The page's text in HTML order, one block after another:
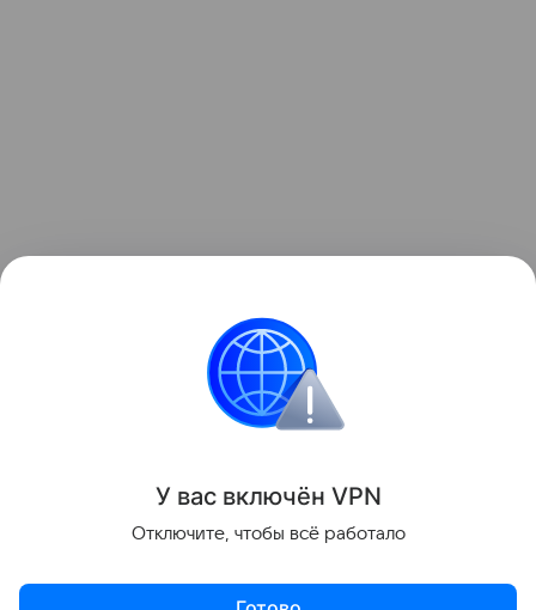
инновационной технологией подсветки.
Поделиться
У вас включён VPN
Отключите, чтобы всё работало